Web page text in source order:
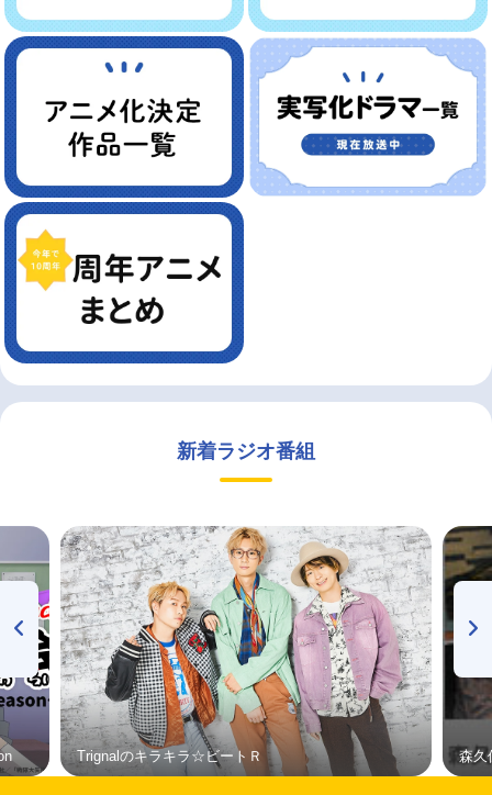
新着ラジオ番組
Trignalのキラキラ☆ビートＲ 森久